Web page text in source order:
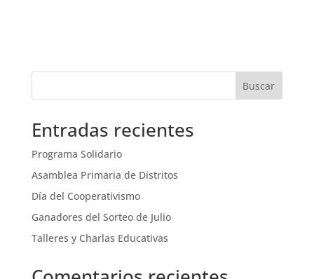
Buscar
Entradas recientes
Programa Solidario
Asamblea Primaria de Distritos
Día del Cooperativismo
Ganadores del Sorteo de Julio
Talleres y Charlas Educativas